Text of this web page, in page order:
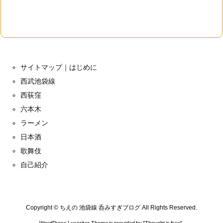
サイトマップ｜はじめに
西武池袋線
西荻窪
六本木
ラーメン
日本酒
歌舞伎
自己紹介
Copyright © ちえの 池袋線 呑みすぎブログ All Rights Reserved.